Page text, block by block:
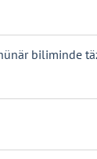
biliminde